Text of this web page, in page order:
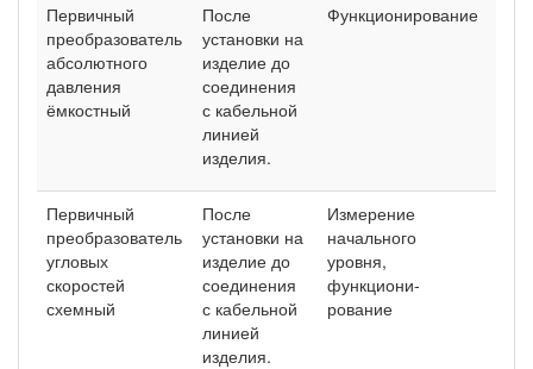
Первичный
преобра­зователь
абсолютного
давления
ёмкостный
После
установки на
изделие до
соединения
с кабельной
линией
изделия.
Функционирование
Первичный
преобра­зователь
угловых
скоростей
схемный
После
установки на
изделие до
соединения
с кабельной
линией
изделия.
Измерение
начально­го
уровня,
функциони­
рование